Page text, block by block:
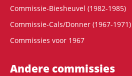
Commissie-Biesheuvel (1982-1985)
Commissie-Cals/Donner (1967-1971)
Commissies voor 1967
Andere commissies